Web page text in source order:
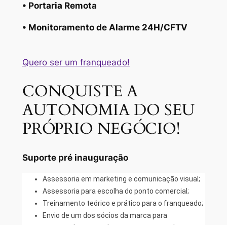
• Portaria Remota
• Monitoramento de Alarme 24H/CFTV
Quero ser um franqueado!
CONQUISTE A
AUTONOMIA DO SEU
PRÓPRIO NEGÓCIO!
Suporte pré inauguração
Assessoria em marketing e comunicação visual;
Assessoria para escolha do ponto comercial;
Treinamento teórico e prático para o franqueado;
Envio de um dos sócios da marca para